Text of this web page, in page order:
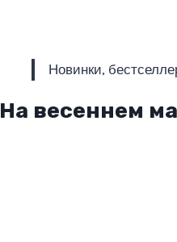
Новинки,
На весеннем